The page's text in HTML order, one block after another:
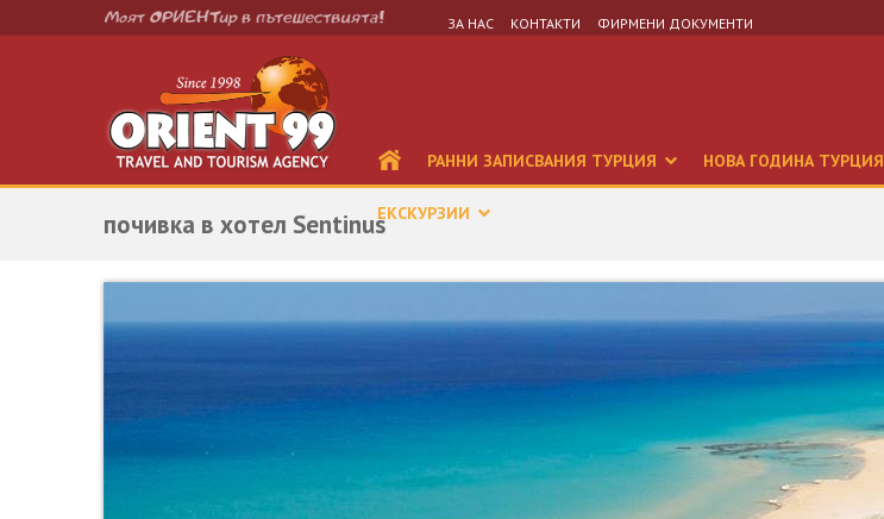
ЗА НАС КОНТАКТИ ФИРМЕНИ ДОКУМЕНТИ
РАННИ ЗАПИСВАНИЯ ТУРЦИЯ НОВА ГОДИНА ТУРЦИЯ
ЕКСКУРЗИИ
почивка в хотел Sentinus